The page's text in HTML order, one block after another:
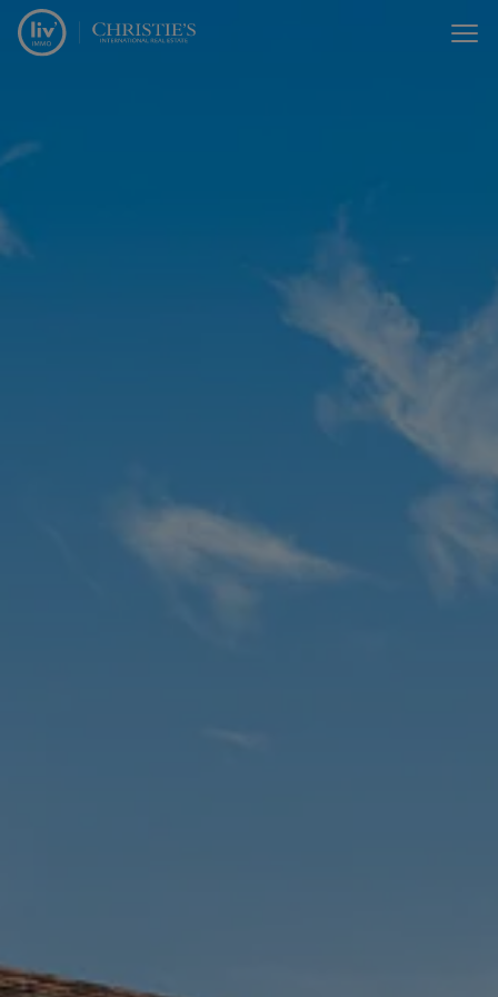
Passer le menu et aller au contenu